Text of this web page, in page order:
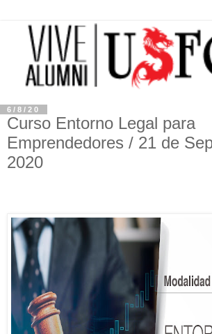
6/8/20
Curso Entorno Legal para
Emprendedores / 21 de
2020